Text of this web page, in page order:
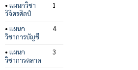
• แผนกวิชา
วิจิตรศิลป์
1
• แผนก
วิชาการบัญชี
4
• แผนก
วิชาการตลาด
3